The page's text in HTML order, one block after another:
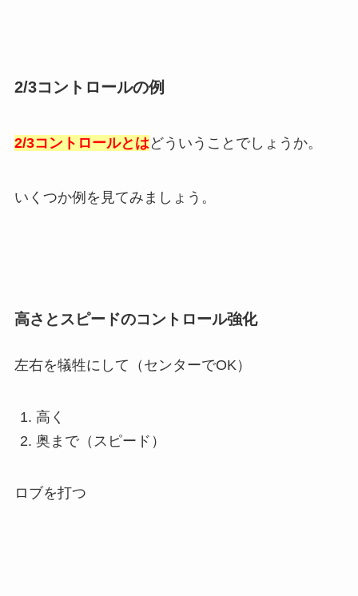
2/3コントロールの例
2/3コントロールとは どういうことでしょうか。
いくつか例を見てみましょう。
高さとスピードのコントロール強化
左右を犠牲にして（センターでOK）
高く
奥まで（スピード）
ロブを打つ